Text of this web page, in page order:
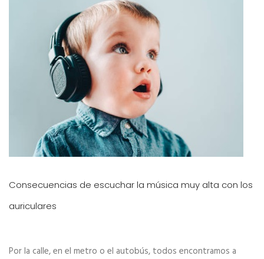
Consecuencias de escuchar la música muy alta con los
auriculares
Por la calle, en el metro o el autobús, todos encontramos a